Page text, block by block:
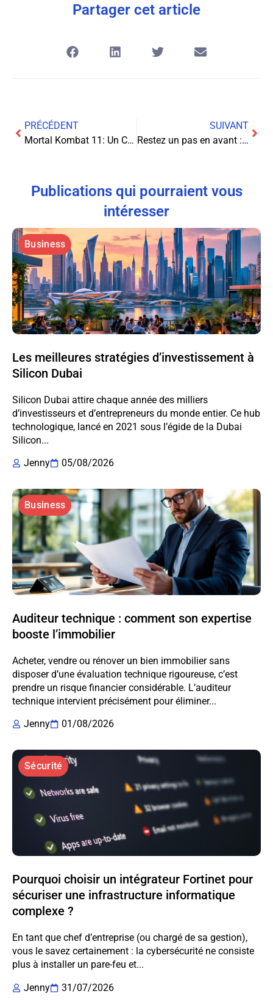
Partager cet article
PRÉCÉDENT
Mortal Kombat 11: Un Champ de Bataille Virtuel Éblouissant et Brutal
SUIVANT
Restez un pas en avant : Détecter et éviter les logiciels publicitaires et les extensions malveillantes
Publications qui pourraient vous
intéresser
Business
Les meilleures stratégies d’investissement à
Silicon Dubai
Silicon Dubai attire chaque année des milliers
d’investisseurs et d’entrepreneurs du monde entier. Ce hub
technologique, lancé en 2021 sous l’égide de la Dubai
Silicon...
Jenny
05/08/2026
Business
Auditeur technique : comment son expertise
booste l’immobilier
Acheter, vendre ou rénover un bien immobilier sans
disposer d’une évaluation technique rigoureuse, c’est
prendre un risque financier considérable. L’auditeur
technique intervient précisément pour éliminer...
Jenny
01/08/2026
Sécurité
Pourquoi choisir un intégrateur Fortinet pour
sécuriser une infrastructure informatique
complexe ?
En tant que chef d’entreprise (ou chargé de sa gestion),
vous le savez certainement : la cybersécurité ne consiste
plus à installer un pare-feu et...
Jenny
31/07/2026